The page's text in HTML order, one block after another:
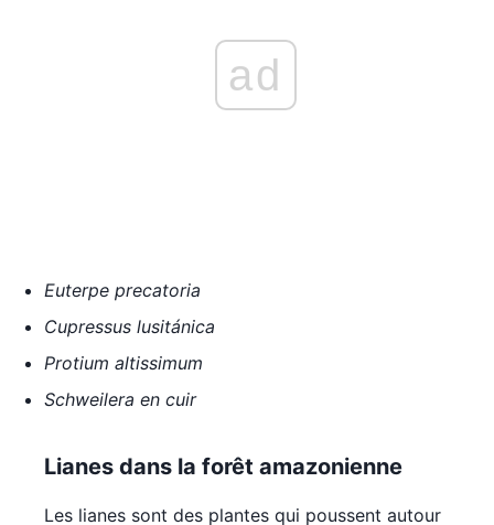
ad
Euterpe precatoria
Cupressus lusitánica
Protium altissimum
Schweilera en cuir
Lianes dans la forêt amazonienne
Les lianes sont des plantes qui poussent autour